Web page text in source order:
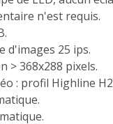
n'est requis.
d'images 25 ips.
> 368x288 pixels.
: profil Highline